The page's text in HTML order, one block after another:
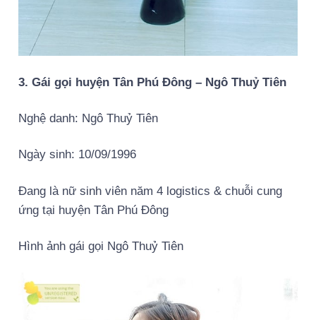
3. Gái gọi huyện Tân Phú Đông – Ngô Thuỷ Tiên
Nghệ danh: Ngô Thuỷ Tiên
Ngày sinh: 10/09/1996
Đang là nữ sinh viên năm 4 logistics & chuỗi cung
ứng tại huyện Tân Phú Đông
Hình ảnh gái gọi Ngô Thuỷ Tiên